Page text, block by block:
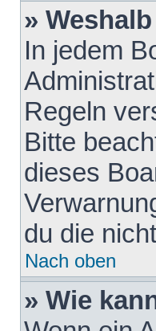
»
In jedem
Regeln
Bitte
dieses
du die
Nach oben
» Wie